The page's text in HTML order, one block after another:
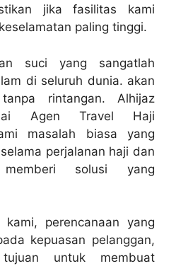
jika fasilitas kami
paling tinggi.
suci yang sangatlah
di seluruh dunia. akan
rintangan. Alhijaz
Agen Travel Haji
masalah biasa yang
perjalanan haji dan
solusi yang
kami, perencanaan yang
kepuasan pelanggan,
untuk membuat